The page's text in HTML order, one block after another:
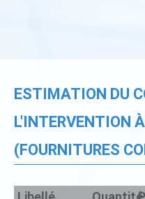
ESTIMATION DU
L'INTERVENTION
(FOURNITURES